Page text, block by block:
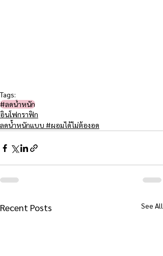
Tags:
#ลดน้ำหนัก
อินโฟกราฟิก
ลดน้ำหนักแบบ #ผอมได้ไม่ต้องอด
Recent Posts See All